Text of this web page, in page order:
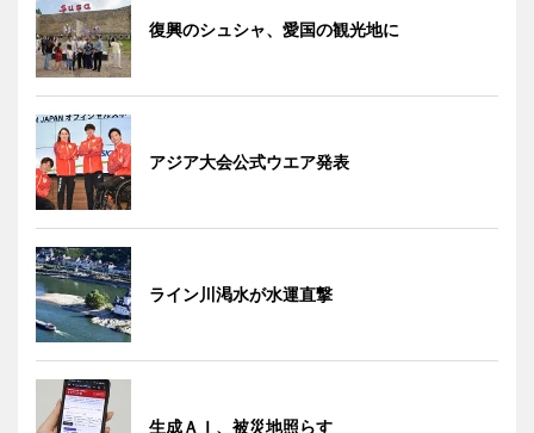
復興のシュシャ、愛国の観光地に
アジア大会公式ウエア発表
ライン川渇水が水運直撃
生成ＡＩ、被災地照らす